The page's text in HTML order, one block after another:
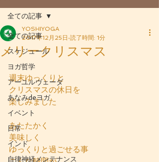
全ての記事
スケジュール
ヨガ哲学
アーユルヴェーダ
あなみdeヨガ
イベント
日常
インド
自律神経メンテナンス
全ての記事
メリークリスマス
YOSHIYOGA
2017年12月25日 読了時間: 1分
週末ゆっくりと
クリスマスの休日を
楽しみました
あたたかく
美味しく
ゆっくりと過ごせる事